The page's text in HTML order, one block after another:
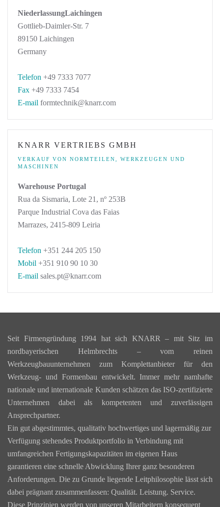
NiederlassungLaichingen
Gottlieb-Daimler-Str. 7
89150 Laichingen
Germany
Telefon +49 7333 7077
Fax +49 7333 7454
E-mail formtechnik@knarr.com
KNARR VERTRIEBS GMBH
VERKAUF VON NORMTEILEN, WERKZEUGEN UND
MASCHINEN
Warehouse Portugal
Rua da Sismaria, Lote 21, nº 253B
Parque Industrial Cova das Faias
Marrazes, 2415-809 Leiria
Telefon +351 244 205 150
Mobil +351 910 90 10 30
E-mail sales.pt@knarr.com
Seit Firmengründung 1994 hat sich KNARR – mit Sitz im
nordbayerischen Helmbrechts – vom reinen
Werkzeugbauunternehmen zum Komplettanbieter für den
Werkzeug- und Formenbau entwickelt. Immer mehr namhafte
nationale und internationale Kunden schätzen das ISO-zertifizierte
Unternehmen dabei als kompetenten und zuverlässigen
Ansprechpartner.
Ein gut abgestimmtes, qualitativ hochwertiges und lagermäßig zur
Verfügung stehendes Produktportfolio in Verbindung mit
umfangreichen Fertigungskapazitäten im eigenen Haus
garantieren eine schnelle Abwicklung Ihrer ganz besonderen
Anforderungen. Die zu Grunde liegende Leitphilosophie lässt sich
dabei prägnant zusammenfassen: Qualität. Leistung. Service.
Diese Prinzipien werden von unseren Mitarbeitern konsequent